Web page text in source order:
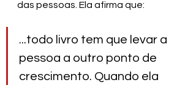
das pessoas. Ela afirma que:
...todo livro tem que levar a
pessoa a outro ponto de
crescimento. Quando ela